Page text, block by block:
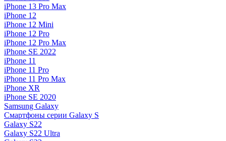
iPhone 13 Pro Max
iPhone 12
iPhone 12 Mini
iPhone 12 Pro
iPhone 12 Pro Max
iPhone SE 2022
iPhone 11
iPhone 11 Pro
iPhone 11 Pro Max
iPhone XR
iPhone SE 2020
Samsung Galaxy
Смартфоны серии Galaxy S
Galaxy S22
Galaxy S22 Ultra